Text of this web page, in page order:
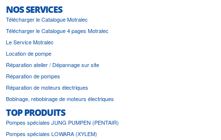
NOS SERVICES
Télécharger le Catalogue Motralec
Télécharger le Catalogue 4 pages Motralec
Le Service Motralec
Location de pompe
Réparation atelier / Dépannage sur site
Réparation de pompes
Réparation de moteurs électriques
Bobinage, rebobinage de moteurs électriques
TOP PRODUITS
Pompes spéciales JUNG PUMPEN (PENTAIR)
Pompes spéciales LOWARA (XYLEM)